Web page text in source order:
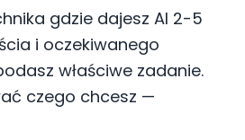
gdzie dajesz AI 2-5
i oczekiwanego
właściwe zadanie.
czego chcesz —